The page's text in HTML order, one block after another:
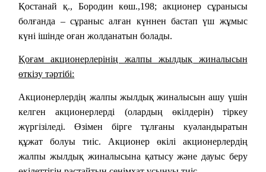
Қостанай қ., Бородин көш.,198; акционер сұранысы
болғанда – сұраныс алған күннен бастап үш жұмыс
күні ішінде оған жолданатын болады.
Қоғам акционерлерінің жалпы жылдық жиналысын
өткізу тәртібі:
Акционерлердің жалпы жылдық жиналысын ашу үшін
келген акционерлерді (олардың өкілдерін) тіркеу
жүргізіледі. Өзімен бірге тұлғаны куәландыратын
құжат болуы тиіс. Акционер өкілі акционерлердің
жалпы жылдық жиналысына қатысу және дауыс беру